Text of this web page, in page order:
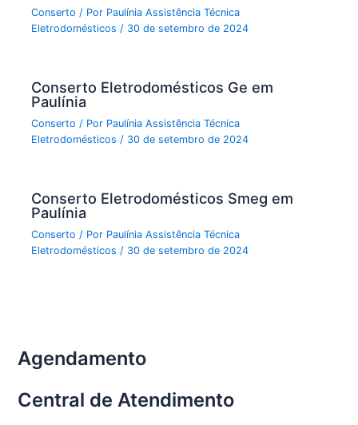
Conserto / Por Paulínia Assistência Técnica
Eletrodomésticos / 30 de setembro de 2024
Conserto Eletrodomésticos Ge em
Paulínia
Conserto / Por Paulínia Assistência Técnica
Eletrodomésticos / 30 de setembro de 2024
Conserto Eletrodomésticos Smeg em
Paulínia
Conserto / Por Paulínia Assistência Técnica
Eletrodomésticos/ 30 de setembro de 2024
Agendamento
Central de Atendimento